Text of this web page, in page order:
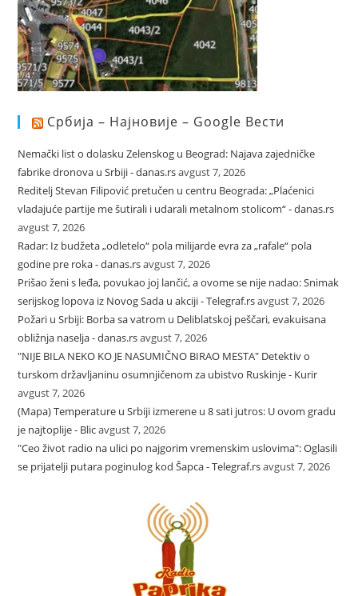
Србија – Најновије – Google Вести
Nemački list o dolasku Zelenskog u Beograd: Najava zajedničke
fabrike dronova u Srbiji - danas.rsavgust 7, 2026
Reditelj Stevan Filipović pretučen u centru Beograda: „Plaćenici
vladajuće partije me šutirali i udarali metalnom stolicom“ - danas.rs
avgust 7, 2026
Radar: Iz budžeta „odletelo“ pola milijarde evra za „rafale“ pola
godine pre roka - danas.rsavgust 7, 2026
Prišao ženi s leđa, povukao joj lančić, a ovome se nije nadao: Snimak
serijskog lopova iz Novog Sada u akciji - Telegraf.rsavgust 7, 2026
Požari u Srbiji: Borba sa vatrom u Deliblatskoj peščari, evakuisana
obližnja naselja - danas.rsavgust 7, 2026
"NIJE BILA NEKO KO JE NASUMIČNO BIRAO MESTA" Detektiv o
turskom državljaninu osumnjičenom za ubistvo Ruskinje - Kurir
avgust 7, 2026
(Mapa) Temperature u Srbiji izmerene u 8 sati jutros: U ovom gradu
je najtoplije - Blicavgust 7, 2026
"Ceo život radio na ulici po najgorim vremenskim uslovima": Oglasili
se prijatelji putara poginulog kod Šapca - Telegraf.rsavgust 7, 2026